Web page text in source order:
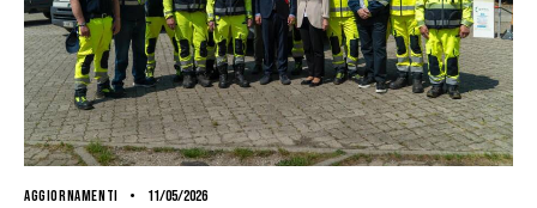
AGGIORNAMENTI 11/05/2026